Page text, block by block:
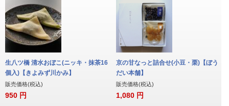
生八ツ橋 清水おぼこ(ニッキ・抹茶16
個入)【きよみず川かみ】
販売価格(税込)
950 円
京の甘なっと詰合せ(小豆・栗)【ぼう
だい本舗】
販売価格(税込)
1,080 円